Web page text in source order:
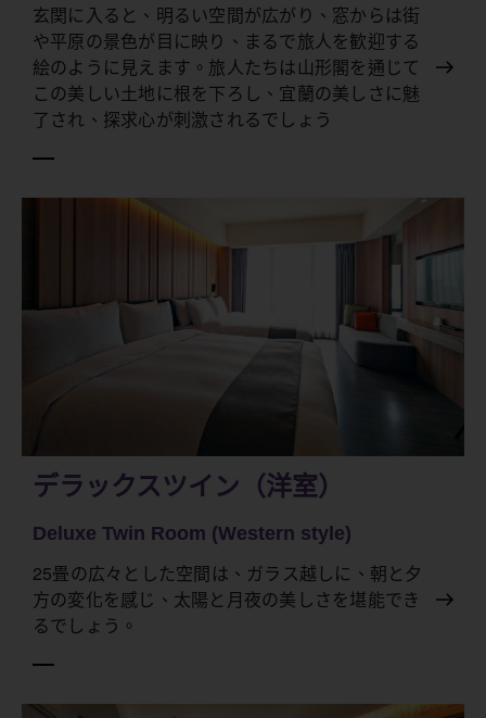
玄関に入ると、明るい空間が広がり、窓からは街
や平原の景色が目に映り、まるで旅人を歓迎する
絵のように見えます。旅人たちは山形閣を通じて
この美しい土地に根を下ろし、宜蘭の美しさに魅
了され、探求心が刺激されるでしょう
デラックスツイン（洋室）
Deluxe Twin Room (Western style)
25畳の広々とした空間は、ガラス越しに、朝と夕
方の変化を感じ、太陽と月夜の美しさを堪能でき
るでしょう。